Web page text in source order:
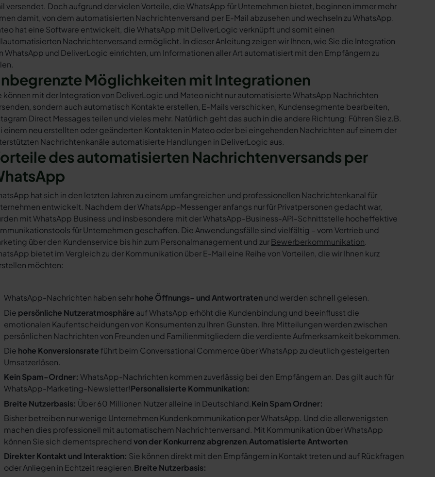
versendet. Doch aufgrund der vielen Vorteile, die WhatsApp für Unternehmen bietet, beginnen immer mehr
damit, von dem automatisierten Nachrichtenversand per E-Mail abzusehen und wechseln zu WhatsApp.
hat eine Software entwickelt, die WhatsApp mit DeliverLogic verknüpft und somit einen
Nachrichtenversand ermöglicht. In dieser Anleitung zeigen wir Ihnen, wie Sie die Integration
WhatsApp und DeliverLogic einrichten, um Informationen aller Art automatisiert mit den Empfängern zu
Möglichkeiten mit Integrationen
können mit der Integration von DeliverLogic und Mateo nicht nur automatisierte WhatsApp Nachrichten
sondern auch automatisch Kontakte erstellen, E-Mails verschicken, Kundensegmente bearbeiten,
Direct Messages teilen und vieles mehr. Natürlich geht das auch in die andere Richtung: Führen Sie z.B.
einem neu erstellten oder geänderten Kontakten in Mateo oder bei eingehenden Nachrichten auf einem der
Nachrichtenkanäle automatisierte Handlungen in DeliverLogic aus.
des automatisierten Nachrichtenversands per
hat sich in den letzten Jahren zu einem umfangreichen und professionellen Nachrichtenkanal für
entwickelt. Nachdem der WhatsApp-Messenger anfangs nur für Privatpersonen gedacht war,
mit WhatsApp Business und insbesondere mit der WhatsApp-Business-API-Schnittstelle hocheffektive
für Unternehmen geschaffen. Die Anwendungsfälle sind vielfältig – vom Vertrieb und
über den Kundenservice bis hin zum Personalmanagement und zurBewerberkommunikation.
bietet im Vergleich zu der Kommunikation über E-Mail eine Reihe von Vorteilen, die wir Ihnen kurz
möchten:
WhatsApp-Nachrichten haben sehrhohe Öffnungs- und Antwortratenund werden schnell gelesen.
Die persönliche Nutzeratmosphäre auf WhatsApp erhöht die Kundenbindung und beeinflusst die
emotionalen Kaufentscheidungen von Konsumenten zu Ihren Gunsten. Ihre Mitteilungen werden zwischen
persönlichen Nachrichten von Freunden und Familienmitgliedern die verdiente Aufmerksamkeit bekommen.
Die hohe Konversionsrate führt beim Conversational Commerce über WhatsApp zu deutlich gesteigerten
Umsatzerlösen.
Kein Spam-Ordner: WhatsApp-Nachrichten kommen zuverlässig bei den Empfängern an. Das gilt auch für
WhatsApp-Marketing-Newsletter!Personalisierte Kommunikation:
Breite Nutzerbasis: Über 60 Millionen Nutzer alleine in Deutschland.Kein Spam Ordner:
Bisher betreiben nur wenige Unternehmen Kundenkommunikation per WhatsApp. Und die allerwenigsten
machen dies professionell mit automatischem Nachrichtenversand. Mit Kommunikation über WhatsApp
können Sie sich dementsprechendvon der Konkurrenz abgrenzen.Automatisierte Antworten
Direkter Kontakt und Interaktion: Sie können direkt mit den Empfängern in Kontakt treten und auf Rückfragen
oder Anliegen in Echtzeit reagieren.Breite Nutzerbasis: